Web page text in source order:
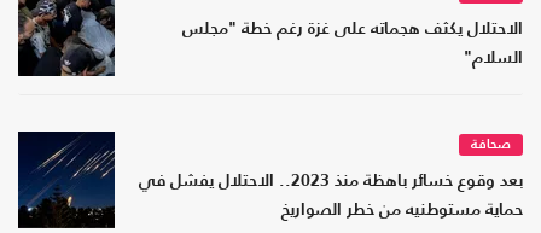
الاحتلال يكثف هجماته على غزة رغم خطة "مجلس
السلام"
صحافة
بعد وقوع خسائر باهظة منذ 2023.. الاحتلال يفشل في
حماية مستوطنيه من خطر الصواريخ